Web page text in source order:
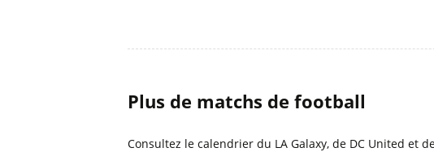
Plus de matchs de football
Consultez le calendrier du LA Galaxy, de DC United et